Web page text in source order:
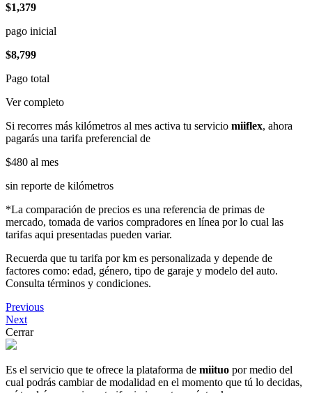
$1,379
pago inicial
$8,799
Pago total
Ver completo
Si recorres más kilómetros al mes activa tu servicio miiflex, ahora
pagarás una tarifa preferencial de
$480 al mes
sin reporte de kilómetros
*La comparación de precios es una referencia de primas de
mercado, tomada de varios compradores en línea por lo cual las
tarifas aqui presentadas pueden variar.
Recuerda que tu tarifa por km es personalizada y depende de
factores como: edad, género, tipo de garaje y modelo del auto.
Consulta términos y condiciones.
Previous
Next
Cerrar
Es el servicio que te ofrece la plataforma de miituo por medio del
cual podrás cambiar de modalidad en el momento que tú lo decidas,